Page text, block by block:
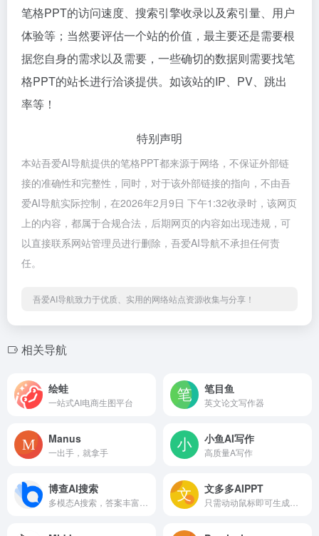
笔格PPT的访问速度、搜索引擎收录以及索引量、用户
体验等；当然要评估一个站的价值，最主要还是需要根
据您自身的需求以及需要，一些确切的数据则需要找笔
格PPT的站长进行洽谈提供。如该站的IP、PV、跳出
率等！
特别声明
本站吾爱AI导航提供的笔格PPT都来源于网络，不保证外部链
接的准确性和完整性，同时，对于该外部链接的指向，不由吾
爱AI导航实际控制，在2026年2月9日 下午1:32收录时，该网页
上的内容，都属于合规合法，后期网页的内容如出现违规，可
以直接联系网站管理员进行删除，吾爱AI导航不承担任何责
任。
吾爱AI导航致力于优质、实用的网络站点资源收集与分享！
相关导航
绘蛙
一站式AI电商生图平台
笔目鱼
英文论文写作器
Manus
一出手，就拿手
小鱼AI写作
高质量A写作
博查AI搜索 文多多AIPPT